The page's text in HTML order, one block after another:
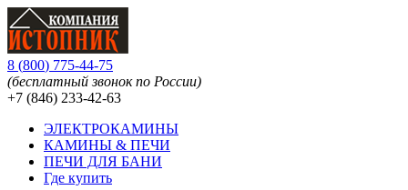
8 (800) 775-44-75
(бесплатный звонок по России)
+7 (846) 233-42-63
ЭЛЕКТРОКАМИНЫ
КАМИНЫ & ПЕЧИ
ПЕЧИ ДЛЯ БАНИ
Где купить